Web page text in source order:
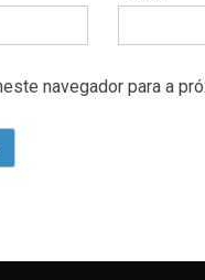
navegador para a